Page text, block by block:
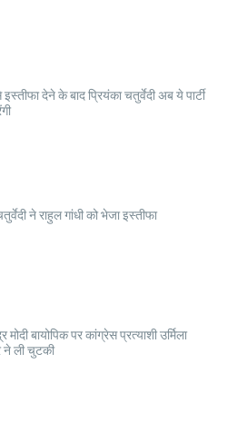
देने के बाद प्रियंका चतुर्वेदी अब ये पार्टी
ने राहुल गांधी को भेजा इस्तीफा
मोदी बायोपिक पर कांग्रेस प्रत्याशी उर्मिला
ने ली चुटकी